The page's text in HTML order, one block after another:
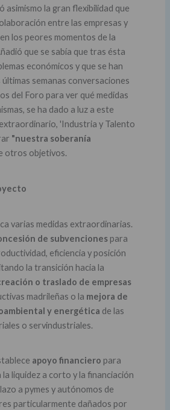
asimismo la gran flexibilidad que
entre las empresas y
los peores momentos de la
que se sabía que tras ésta
económicos y que se han
semanas conversaciones
del Foro para ver qué medidas
se ha dado a luz a este
'Industria y Talento
"nuestra soberanía
otros objetivos.
varias medidas extraordinarias.
de subvenciones para
eficiencia y posición
la transición hacia la
o traslado de empresas
madrileñas o la mejora de
y energética de las
o servindustriales.
apoyo financiero para
liquidez a corto y la financiación
a pymes y autónomos de
particularmente dañados por